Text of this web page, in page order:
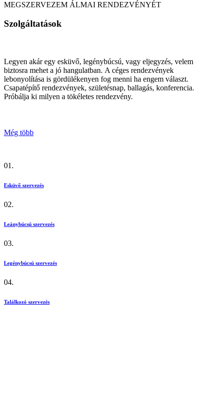
MEGSZERVEZEM ÁLMAI RENDEZVÉNYÉT
Szolgáltatások
Legyen akár egy esküvő, legénybúcsú, vagy eljegyzés, velem
biztosra mehet a jó hangulatban. A céges rendezvények
lebonyolítása is gördülékenyen fog menni ha engem választ.
Csapatépítő rendezvények, születésnap, ballagás, konferencia.
Próbálja ki milyen a tökéletes rendezvény.
Még több
01.
Esküvő szervezés
02.
Leánybúcsú szervezés
03.
Legénybúcsú szervezés
04.
Találkozó szervezés